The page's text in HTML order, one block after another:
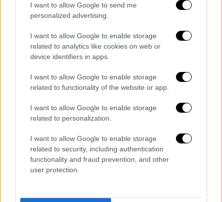
I want to allow Google to send me
personalized advertising.
I want to allow Google to enable storage
related to analytics like cookies on web or
device identifiers in apps.
I want to allow Google to enable storage
related to functionality of the website or app.
I want to allow Google to enable storage
related to personalization.
I want to allow Google to enable storage
related to security, including authentication
functionality and fraud prevention, and other
user protection.
βιογραφικό, ενώ στους ελεύθερους
επαγγελματίες ο ασφαλιστικός χρόνος
ψηφιοποιείται για παλαιούς και νέους
ασφαλισμένους.
το «διαβατήριο» για την έκδοση σύνταξης σε
μια μέρα.
Η ψηφιοποίηση των ενσήμων ξεκινά από
ασφαλιστική ιστορία και τις μεταβολές των
εργαζομένων για μια45ετία, καλύπτοντας
ουσιαστικά όσους άρχισαν να κολλάνε τα